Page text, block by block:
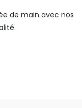
de main avec nos